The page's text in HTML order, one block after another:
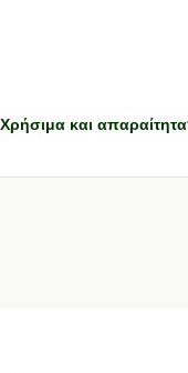
Χρήσιμα και απαραίτητα